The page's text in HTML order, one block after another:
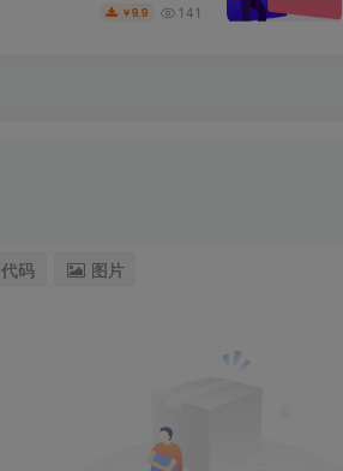
￥9.9 141
代码 图片